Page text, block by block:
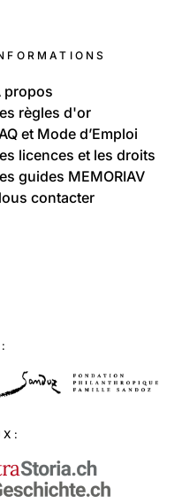
Epiney
propos
règles d'or
et Mode d’Emploi
licences et les droits
guides MEMORIAV
contacter